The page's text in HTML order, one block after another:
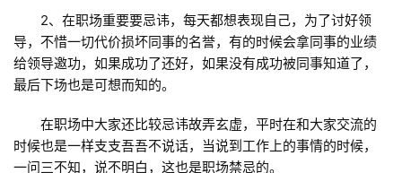
2、在职场重要要忌讳，每天都想表现自己，为了讨好领
导，不惜一切代价损坏同事的名誉，有的时候会拿同事的业绩
给领导邀功，如果成功了还好，如果没有成功被同事知道了，
最后下场也是可想而知的。
在职场中大家还比较忌讳故弄玄虚，平时在和大家交流的
时候也是一样支支吾吾不说话，当说到工作上的事情的时候，
一问三不知，说不明白，这也是职场禁忌的。